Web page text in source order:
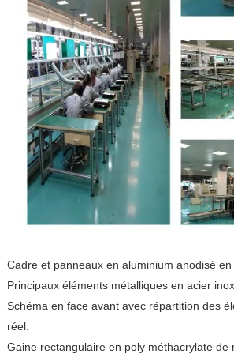
Cadre et panneaux en aluminium anodisé en
Principaux éléments métalliques en acier
Schéma en face avant avec répartition des
réel.
Gaine rectangulaire en poly méthacrylate de